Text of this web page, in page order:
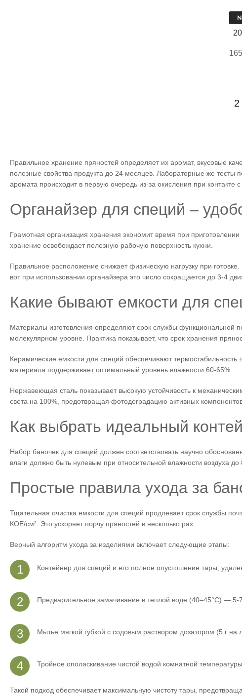
2
Правильное хранение пряностей определяет их аромат, вкусовые
полезные свойства продукта до 24 месяцев. Лабораторные же
аромата происходит в первую очередь из-за окисления при контакте с
Органайзер для специй –
Грамотная организация хранения экономит время при
хранение освобождает полезную рабочую поверхность кухни.
Правильное расположение снижает физическую нагрузку при
вот при использовании органайзера это число сокращается до 3-4
Какие бывают емкости для
Материалы изготовления определяют срок службы функциональной
молекулярном уровне. Практика показывает, что срок хранения
Керамические емкости для специй обеспечивают термостабильность
материала поддерживает оптимальный уровень влажности 60-65%.
Нержавеющая сталь показывает высокую устойчивость к
света на 100%, предотвращая фотодеградацию активных
Как выбрать идеальный
Набор баночек для специй должен соответствовать научно
влаги должно быть нулевым при относительной влажности воздуха до
Простые правила ухода за
Тщательная очистка емкости для специй продлевает срок службы
КОЕ/см². Это ускоряет порчу пряностей в несколько раз.
Верный алгоритм ухода за изделиями включает следующие этапы:
Контейнер для специй и его полное опустошение тары,
Предварительное замачивание в теплой воде (40–45°C) —
Мытье мягкой губкой с содовым раствором дозатором (5 г
Тройное ополаскивание чистой водой комнатной температуры.
Такой подход обеспечивает максимальную чистоту тары,